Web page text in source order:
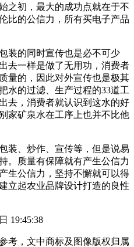
之初，最大的成功点就在于不
比的公信力，所有买电子产品
装的同时宣传也是必不可少
去一样是做了无用功，消费者
量的，因此对外宣传也是极其
水的过滤、生产过程的33道工
去，消费者就认识到这水的好
家矿泉水在工序上也并不比他
装、炒作、宣传等，但是说易
。质量有保障就有产生公信力
生公信力，坚持不懈就可以得
立起农业品牌设计打造的良性
19:45:38
考，文中商标及图像版权归属